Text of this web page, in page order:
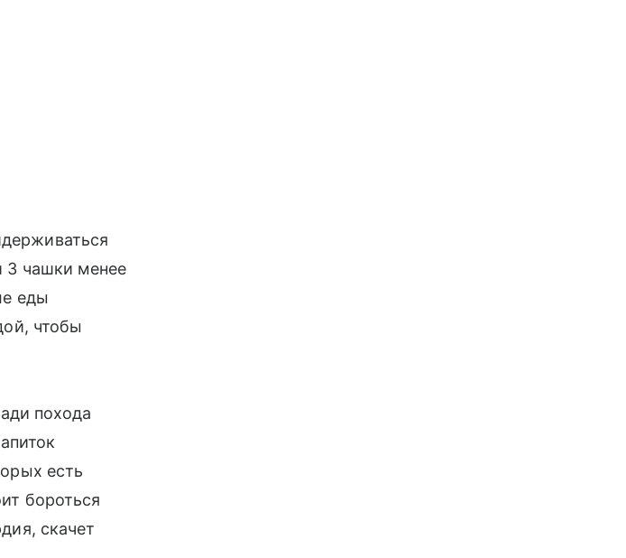
3 чашки менее
еды
чтобы
похода
есть
бороться
скачет